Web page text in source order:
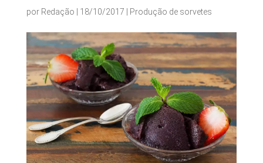
por Redação 18/10/2017 Produção de sorvetes